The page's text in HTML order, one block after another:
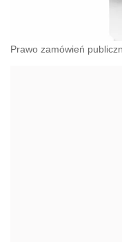
Prawo zamówień